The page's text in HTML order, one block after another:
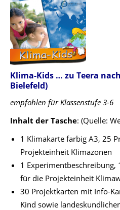
Klima-Kids … zu Teera
Bielefeld)
empfohlen für Klassenstufe 3-6
Inhalt der Tasche: (Quelle:
1 Klimakarte farbig A3, 25
Projekteinheit Klimazonen
1 Experimentbeschreibung,
für die Projekteinheit
30 Projektkarten mit Info-
Kind sowie